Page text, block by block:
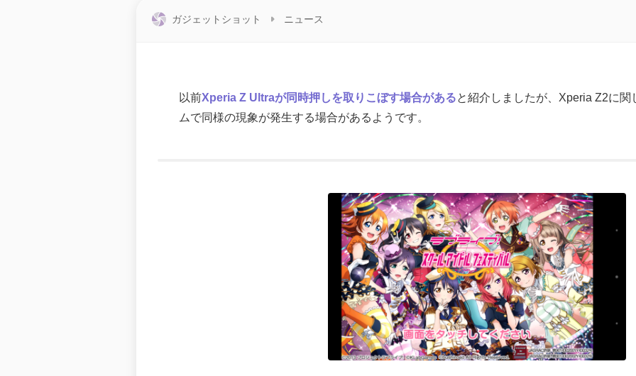
ガジェットショット ニュース
以前Xperia Z Ultraが同時押しを取りこぼす場合があると紹介しましたが、Xperia Z2に
ムで同様の現象が発生する場合があるようです。